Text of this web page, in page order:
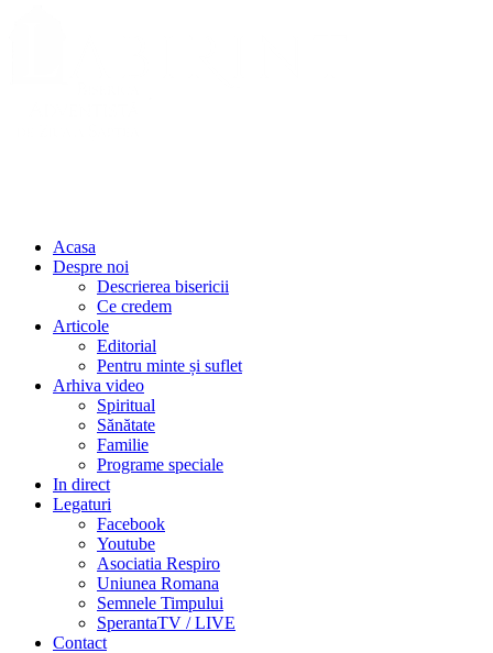
Acasa
Despre noi
Descrierea bisericii
Ce credem
Articole
Editorial
Pentru minte și suflet
Arhiva video
Spiritual
Sănătate
Familie
Programe speciale
In direct
Legaturi
Facebook
Youtube
Asociatia Respiro
Uniunea Romana
Semnele Timpului
SperantaTV / LIVE
Contact